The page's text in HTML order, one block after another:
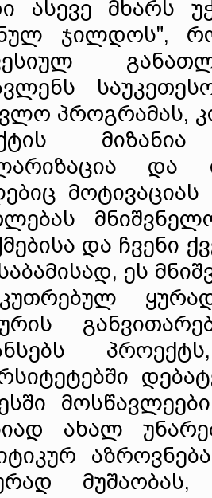
ასევე მხარს
ჯილდოს",
პროგრამას,
და
მოტივაციას
და ჩვენი
ეს
ახალ